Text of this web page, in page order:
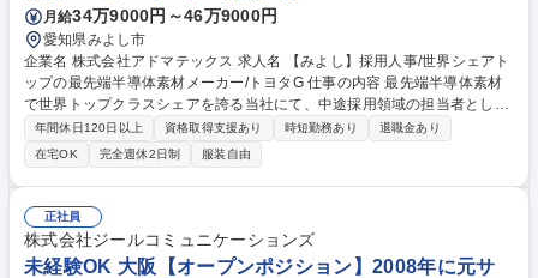
月給34万9000円～46万9000円
愛知県みよし市
企業名 株式会社アドマテックス 求人名 【みよし】採用人事/世界シェアト
ップの最先端半導体素材メーカー/トヨタG 仕事の内容 最先端半導体素材
で世界トップクラスシェアを誇る当社にて、中途採用領域の担当者として
採用計画の立案から実行、内定者フォロー、データ分析まで幅広くお任せ
いたします。 ■採用計画の立案・実行、求人媒体の選定・管理 ■応募者対
応（面接設定、問合せ対応等）、面接官との調整、面接実施サポート ■内
定者フォローおよび入社手続きサポート ■採用データの管理・分析 ■他部
署との連携による採用戦略の提案 ■その他、人事・教育など総合職として
の業務（将来的に採用以外へ業務変更の可能性もあり） 募集職種 【みよ
し】採用人事/世界シェアトップの最先端半導体素材メーカー/トヨタG
年間休日120日以上 資格取得支援あり 時短勤務あり
退職金あり
在宅OK
完全週休2日制 服装自由
正社員
株式会社ジールコミュニケーションズ
未経験OK 大阪【オープンポジション】2008年に元サ